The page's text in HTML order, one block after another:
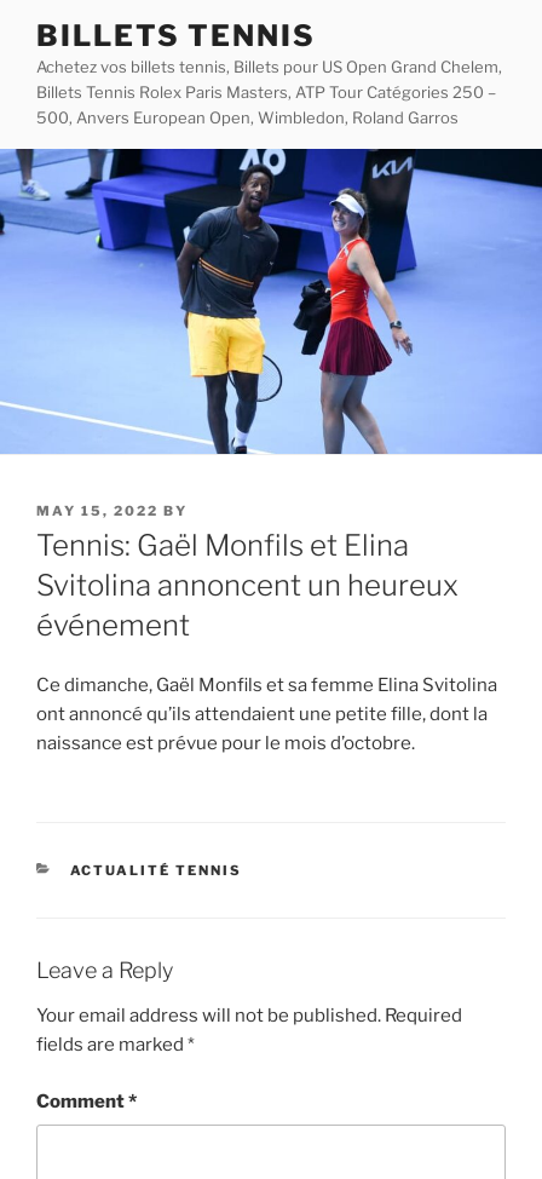
content
BILLETS TENNIS
Achetez vos billets tennis, Billets pour US Open Grand Chelem,
Billets Tennis Rolex Paris Masters, ATP Tour Catégories 250 –
500, Anvers European Open, Wimbledon, Roland Garros
POSTED
ON
MAY 15, 2022 BY
Tennis: Gaël Monfils et Elina
Svitolina annoncent un heureux
événement
Ce dimanche, Gaël Monfils et sa femme Elina Svitolina
ont annoncé qu’ils attendaient une petite fille, dont la
naissance est prévue pour le mois d’octobre.
CATEGORIES
ACTUALITÉ TENNIS
Leave a Reply
Your email address will not be published. Required
fields are marked *
Comment*